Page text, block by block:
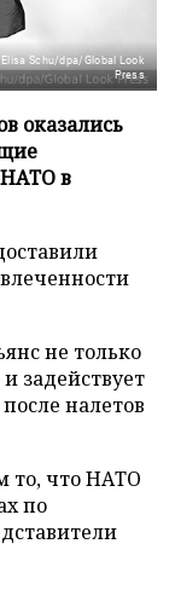
Schu/dpa/Global Look
Press
оказались
НАТО в
не только
задействует
налетов
то, что НАТО
по